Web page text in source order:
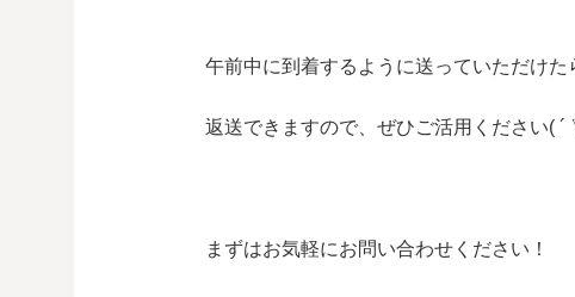
午前中に到着するように送っていただけた
返送できますので、ぜひご活用ください( ´
まずはお気軽にお問い合わせください！